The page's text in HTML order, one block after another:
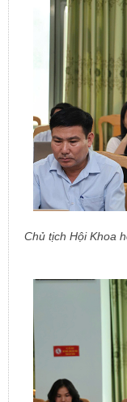
Chủ tịch Hội Khoa